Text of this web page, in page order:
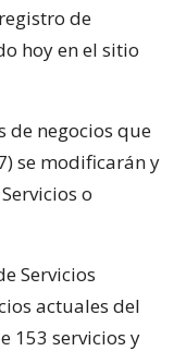
de
hoy en el sitio
de negocios que
se modificarán y
o
Servicios
actuales del
153 servicios y